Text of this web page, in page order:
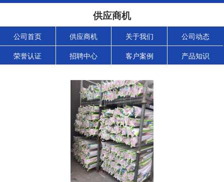
供应商机
公司首页 供应商机 关于我们 公司动态
荣誉认证 招聘中心 客户案例 产品知识